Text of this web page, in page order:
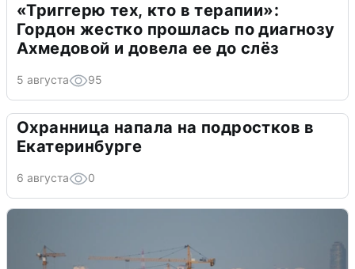
«Триггерю тех, кто в терапии»:
Гордон жестко прошлась по диагнозу
Ахмедовой и довела ее до слёз
5 августа 95
Охранница напала на подростков в
Екатеринбурге
6 августа 0